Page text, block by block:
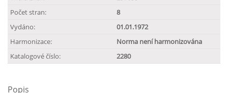
Počet stran:
8
Vydáno:
01.01.1972
Harmonizace:
Norma není harmonizována
Katalogové číslo:
2280
Popis